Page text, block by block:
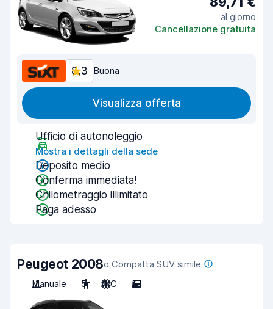
al giorno
Cancellazione gratuita
8,3 Buona
Visualizza offerta
Ufficio di autonoleggio
Mostra i dettagli della sede
Deposito medio
Conferma immediata!
Chilometraggio illimitato
Paga adesso
Peugeot 2008o Compatta SUV simile
Manuale
5 A/C 5